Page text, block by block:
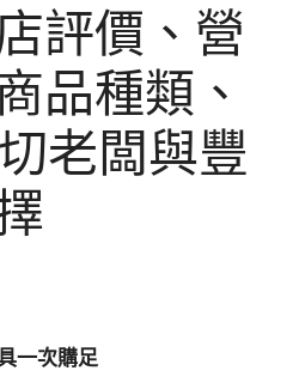
評價、營
品種類、
老闆與豐
一次購足